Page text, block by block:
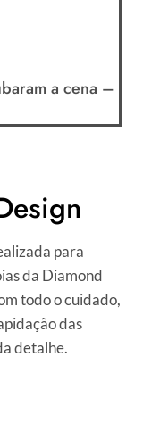
a cena –
para
da Diamond
todo o cuidado,
das
detalhe.